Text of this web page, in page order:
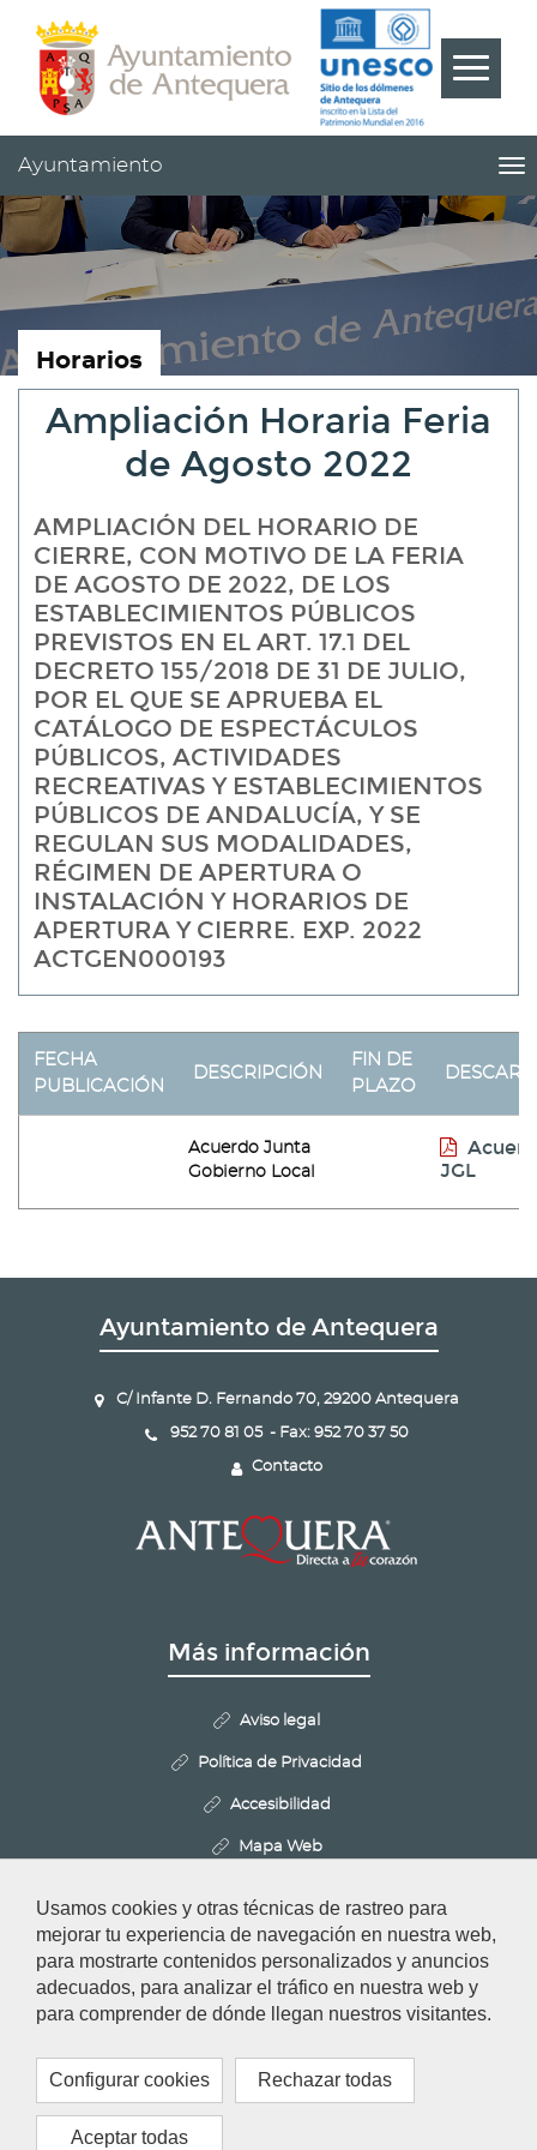
Usamos cookies y otras técnicas de rastreo para
mejorar tu experiencia de navegación en nuestra web,
para mostrarte contenidos personalizados y anuncios
adecuados, para analizar el tráfico en nuestra web y
para comprender de dónde llegan nuestros visitantes.
Configurar cookies Rechazar todas
Aceptar todas
Cabecera
Pie
Menú
???
|
Ayuntamiento
Horarios
Ampliación Horaria Feria
de Agosto 2022
AMPLIACIÓN DEL HORARIO DE
CIERRE, CON MOTIVO DE LA FERIA
DE AGOSTO DE 2022, DE LOS
ESTABLECIMIENTOS PÚBLICOS
PREVISTOS EN EL ART. 17.1 DEL
DECRETO 155/2018 DE 31 DE JULIO,
POR EL QUE SE APRUEBA EL
CATÁLOGO DE ESPECTÁCULOS
PÚBLICOS, ACTIVIDADES
RECREATIVAS Y ESTABLECIMIENTOS
PÚBLICOS DE ANDALUCÍA, Y SE
REGULAN SUS MODALIDADES,
RÉGIMEN DE APERTURA O
INSTALACIÓN Y HORARIOS DE
APERTURA Y CIERRE. EXP. 2022
ACTGEN000193
FECHA
PUBLICACIÓN
DESCRIPCIÓN
FIN DE
PLAZO
Acuerdo Junta
Gobierno Local
JGL
Ayuntamiento de Antequera
C/ Infante D. Fernando 70, 29200 Antequera
952 70 81 05 - Fax: 952 70 37 50
Contacto
Más información
Aviso legal
Política de Privacidad
Accesibilidad
Mapa Web
Configurar cookies
Redes Sociales